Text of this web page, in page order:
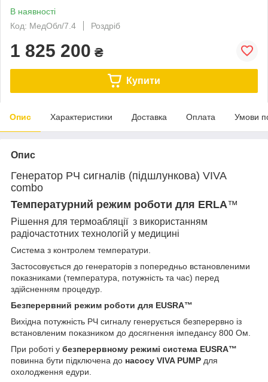
В наявності
Код: МедОбл/7.4
Роздріб
1 825 200 ₴
Купити
Опис Характеристики Доставка Оплата Умови
Опис
Генератор РЧ сигналів (підшлункова) VIVA
combo
Температурний режим роботи для ERLA™
Рішення для термоабляції з використанням
радіочастотних технологій у медицині
Система з контролем температури.
Застосовується до генераторів з попередньо встановленими
показниками (температура, потужність та час) перед
здійсненням процедур.
Безперервний режим роботи для EUSRA™
Вихідна потужність РЧ сигналу генерується безперервно із
встановленим показником до досягнення імпедансу 800 Ом.
При роботі у безперервному режимі система EUSRA™
повинна бути підключена до насосу VIVA PUMP для
охолодження едури.